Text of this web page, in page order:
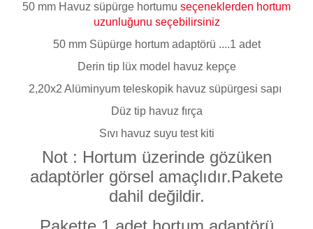
Süper Pool
Tuz
Temizleyici
Havuz Robotu Yedek
Dezenfeksiyon
50 mm Havuz süpürge hortumu seçeneklerden hortum
uzunluğunu seçebilirsiniz
50 mm Süpürge hortum adaptörü ....1 adet
Derin tip lüx model havuz kepçe
2,20x2 Alüminyum teleskopik havuz süpürgesi sapı
Düz tip havuz fırça
Sıvı havuz suyu test kiti
Not : Hortum üzerinde gözüken
adaptörler görsel amaçlıdır.Pakete
dahil değildir.